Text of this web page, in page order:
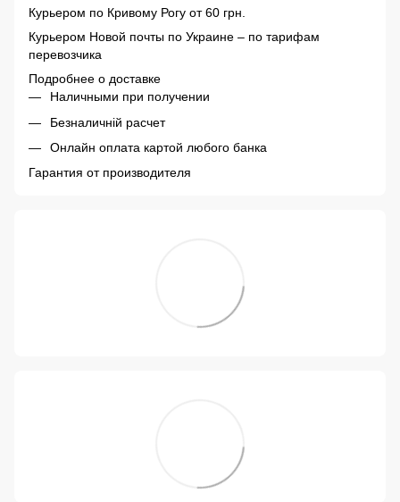
Курьером по Кривому Рогу от 60 грн.
Курьером Новой почты по Украине – по тарифам
перевозчика
Подробнее о доставке
Наличными при получении
Безналичній расчет
Онлайн оплата картой любого банка
Гарантия от производителя